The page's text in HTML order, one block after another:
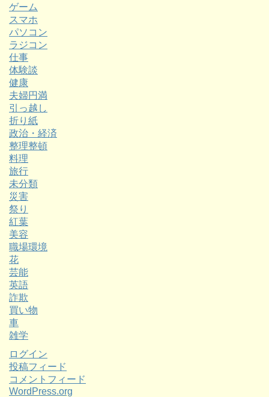
ゲーム
スマホ
パソコン
ラジコン
仕事
体験談
健康
夫婦円満
引っ越し
折り紙
政治・経済
整理整頓
料理
旅行
未分類
災害
祭り
紅葉
美容
職場環境
花
芸能
英語
詐欺
買い物
車
雑学
ログイン
投稿フィード
コメントフィード
WordPress.org